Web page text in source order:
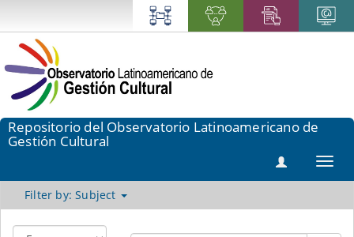
Repositorio del Observatorio Latinoamericano de
Gestión Cultural
Filter by: Subject